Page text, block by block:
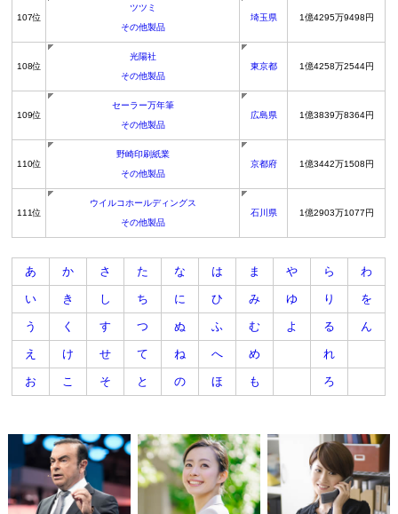
107位
ツツミ
その他製品
埼玉県 1億4295万9498円
108位
光陽社
その他製品
東京都 1億4258万2544円
109位
セーラー万年筆
その他製品
広島県 1億3839万8364円
110位
野崎印刷紙業
その他製品
京都府 1億3442万1508円
111位
ウイルコホールディングス
その他製品
石川県 1億2903万1077円
あ か さ た な は ま や ら わ
い き し ち に ひ み ゆ り を
う く す つ ぬ ふ む よ る ん
え け せ て ね へ め れ
お こ そ と の ほ も ろ